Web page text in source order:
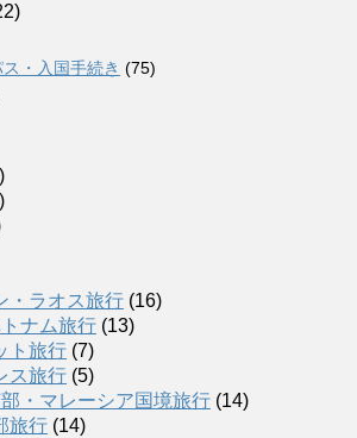
・入国手続き (75)
・ラオス旅行 (16)
ナム旅行 (13)
ト旅行 (7)
ス旅行 (5)
・マレーシア国境旅行 (14)
旅行 (14)